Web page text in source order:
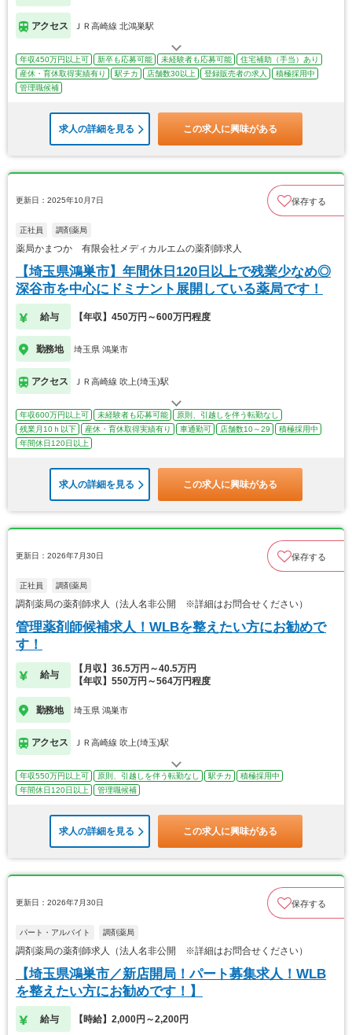
アクセス ＪＲ高崎線 北鴻巣駅
年収450万円以上可 新卒も応募可能 未経験者も応募可能
住宅補助（手当）あり
産休・育休取得実績有り
駅チカ 店舗数30以上 登録販売者の求人
積極採用中
管理職候補
求人の詳細を見る この求人に興味がある
更新日：2025年10月7日 保存する
正社員 調剤薬局
薬局かまつか 有限会社メディカルエムの薬剤師求人
【埼玉県鴻巣市】年間休日120日以上で残業少なめ◎
深谷市を中心にドミナント展開している薬局です！
給与 【年収】450万円～600万円程度
勤務地 埼玉県 鴻巣市
アクセス ＪＲ高崎線 吹上(埼玉)駅
年収600万円以上可 未経験者も応募可能
原則、引越しを伴う転勤なし
残業月10ｈ以下
産休・育休取得実績有り 車通勤可 店舗数10～29
積極採用中
年間休日120日以上
求人の詳細を見る この求人に興味がある
更新日：2026年7月30日 保存する
正社員 調剤薬局
調剤薬局の薬剤師求人（法人名非公開 ※詳細はお問合せください）
管理薬剤師候補求人！WLBを整えたい方にお勧めで
す！
給与
【月収】36.5万円～40.5万円
【年収】550万円～564万円程度
勤務地 埼玉県 鴻巣市
アクセス ＪＲ高崎線 吹上(埼玉)駅
年収550万円以上可 原則、引越しを伴う転勤なし 駅チカ
積極採用中
年間休日120日以上
管理職候補
求人の詳細を見る この求人に興味がある
更新日：2026年7月30日 保存する
パート・アルバイト 調剤薬局
調剤薬局の薬剤師求人（法人名非公開 ※詳細はお問合せください）
【埼玉県鴻巣市／新店開局！パート募集求人！WLB
を整えたい方にお勧めです！】
給与 【時給】2,000円～2,200円